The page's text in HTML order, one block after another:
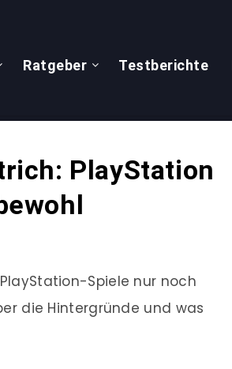
Ratgeber Testberichte
PlayStation
Spiele nur noch
die Hintergründe und was